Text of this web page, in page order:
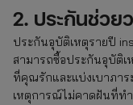
2. ประกันช่วย
ประกันอุบัติเหตุรายปี
สามารถซื้อประกันอุบัติ
ที่คุณรักและแบ่งเบาภา
เหตุการณ์ไม่คาดฝันที่ท